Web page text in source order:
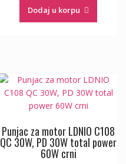
Dodaj u korpu
Punjac za motor LDNIO C108
QC 30W, PD 30W total power
60W crni